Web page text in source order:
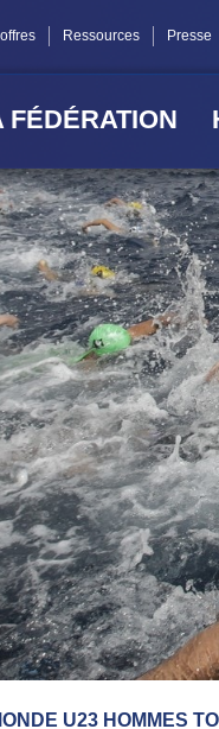
Ressources Presse
FÉDÉRATION
U23 HOMMES